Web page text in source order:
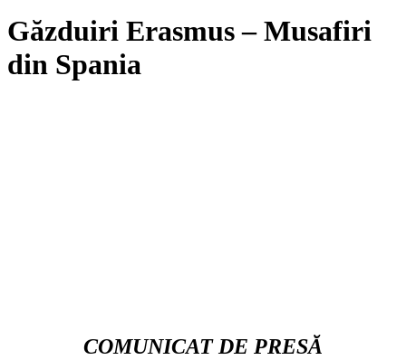
Găzduiri Erasmus – Musafiri
din Spania
COMUNICAT DE PRESĂ